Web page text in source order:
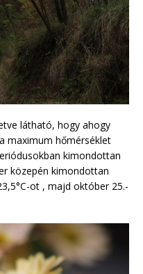
látható, hogy ahogy
maximum hőmérséklet
kimondottan
közepén kimondottan
ot , majd október 25.-